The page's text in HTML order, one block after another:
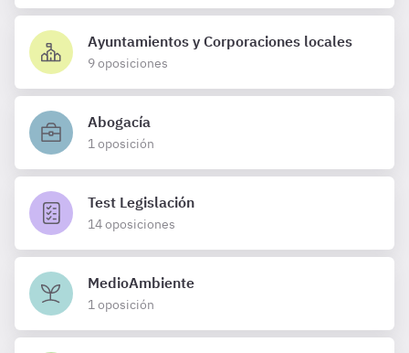
Ayuntamientos y Corporaciones locales
9 oposiciones
Abogacía
1 oposición
Test Legislación
14 oposiciones
MedioAmbiente
1 oposición